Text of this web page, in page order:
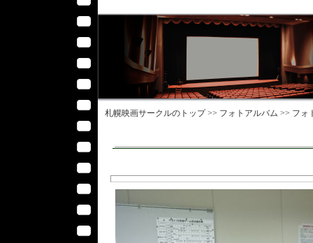
札幌映画サークルのトップ >> フォトアルバム >> フォ